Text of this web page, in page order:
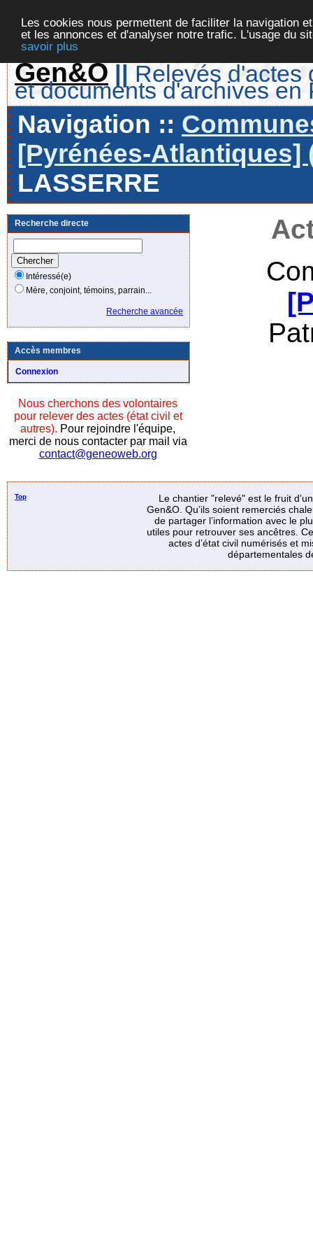
Les cookies nous permettent de faciliter la navigation
et les annonces et d'analyser notre trafic. L'usage du
savoir plus
Gen&O || Relevés d'actes
et documents d'archives en
Navigation ::
[Pyrénées-Atlantiques]
LASSERRE
Recherche directe
Intéressé(e)
Mère, conjoint, témoins, parrain...
Recherche avancée
Accès membres
Connexion
Nous cherchons des volontaires
pour relever des actes (état civil et
autres). Pour rejoindre l'équipe,
merci de nous contacter par mail via
contact@geneoweb.org
Top
Le chantier "relevé" est le fruit
Gen&O. Qu’ils soient remerciés
de partager l’information avec le
utiles pour retrouver ses ancêtres.
actes d’état civil numérisés et
départementales